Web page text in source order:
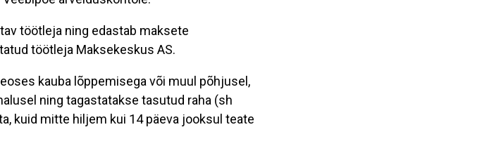
töötleja ning edastab maksete
töötleja Maksekeskus AS.
kauba lõppemisega või muul põhjusel,
ning tagastatakse tasutud raha (sh
kuid mitte hiljem kui 14 päeva jooksul teate